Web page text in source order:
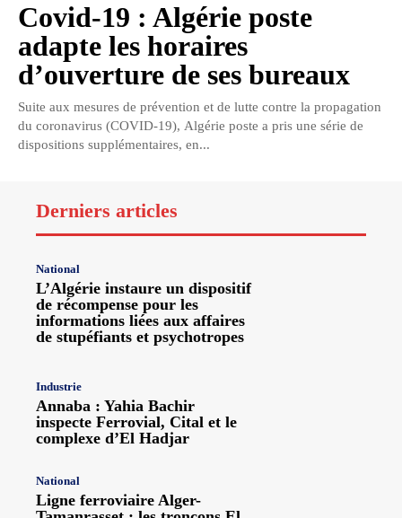
Covid-19 : Algérie poste
adapte les horaires
d’ouverture de ses bureaux
Suite aux mesures de prévention et de lutte contre la propagation
du coronavirus (COVID-19), Algérie poste a pris une série de
dispositions supplémentaires, en...
Derniers articles
National
L’Algérie instaure un dispositif
de récompense pour les
informations liées aux affaires
de stupéfiants et psychotropes
Industrie
Annaba : Yahia Bachir
inspecte Ferrovial, Cital et le
complexe d’El Hadjar
National
Ligne ferroviaire Alger-